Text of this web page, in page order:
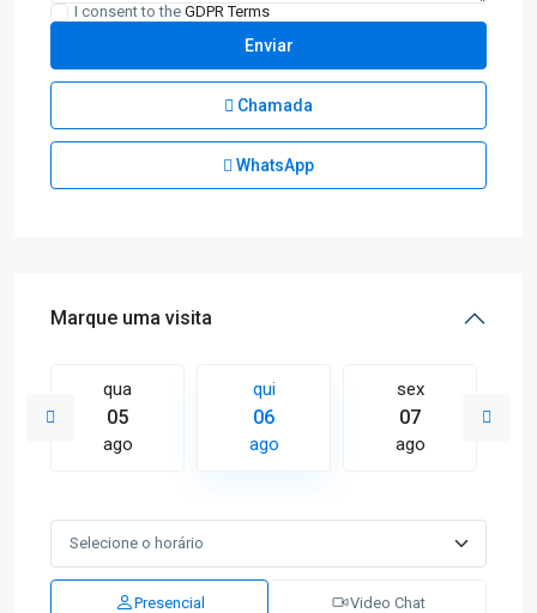
I consent to the GDPR Terms
Chamada
WhatsApp
Marque uma visita
qua
05
ago
qui
06
ago
sex
07
ago
Presencial Video Chat